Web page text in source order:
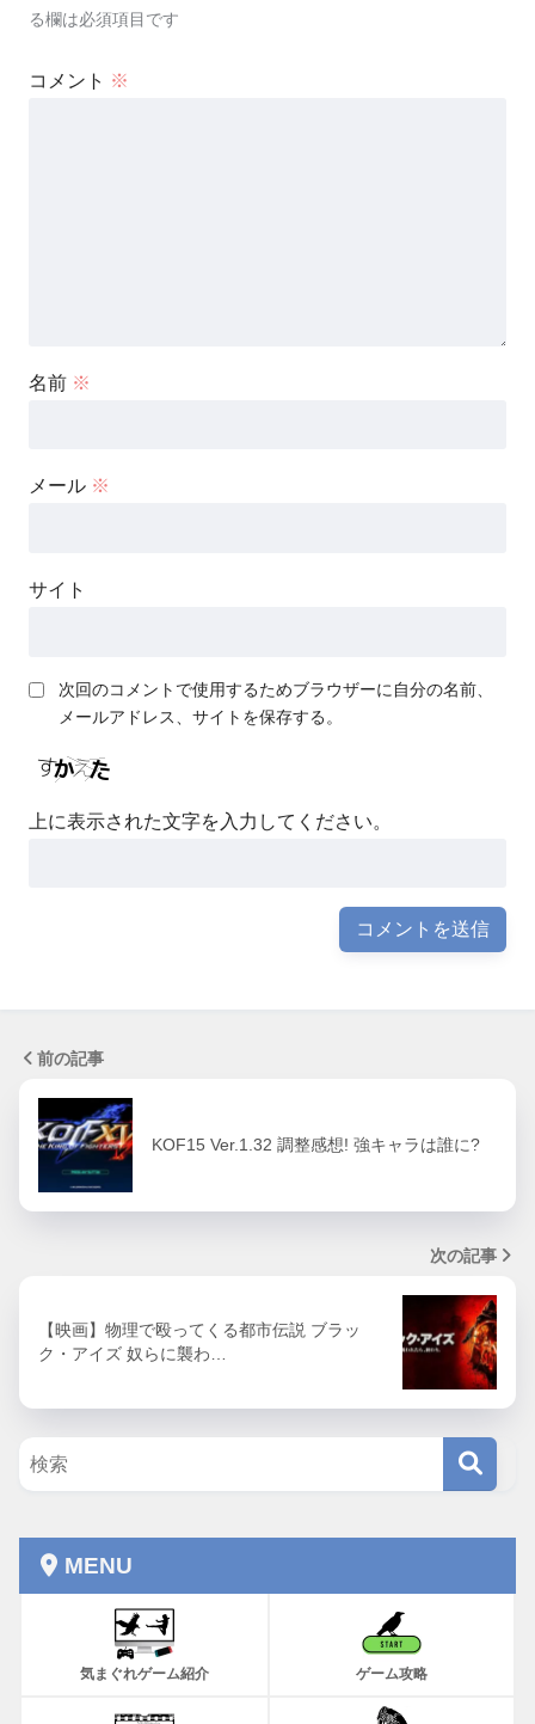
る欄は必須項目です
コメント ※
名前 ※
メール ※
サイト
次回のコメントで使用するためブラウザーに自分の名前、
メールアドレス、サイトを保存する。
上に表示された文字を入力してください。
前の記事
KOF15 Ver.1.32 調整感想! 強キャラは誰に?
次の記事
【映画】物理で殴ってくる都市伝説 ブラッ
ク・アイズ 奴らに襲わ…
MENU
気まぐれゲーム紹介 ゲーム攻略